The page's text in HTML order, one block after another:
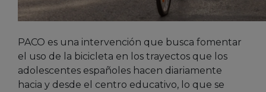
PACO es una intervención que busca fomentar
el uso de la bicicleta en los trayectos que los
adolescentes españoles hacen diariamente
hacia y desde el centro educativo, lo que se